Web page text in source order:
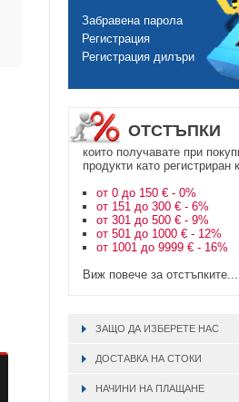
Забравена парола
Регистрация
Регистрация дилъри
ОТСТЪПКИ
които получавате при
продукти като регистриран
от 0 до 150 € - 0%
от 151 до 300 € - 6%
от 301 до 500 € - 9%
от 501 до 1000 € - 12%
от 1001 до 9999 € - 16%
Виж повече за отстъпките...
ЗАЩО ДА ИЗБЕРЕТЕ НАС
ДОСТАВКА НА СТОКИ
НАЧИНИ НА ПЛАЩАНЕ